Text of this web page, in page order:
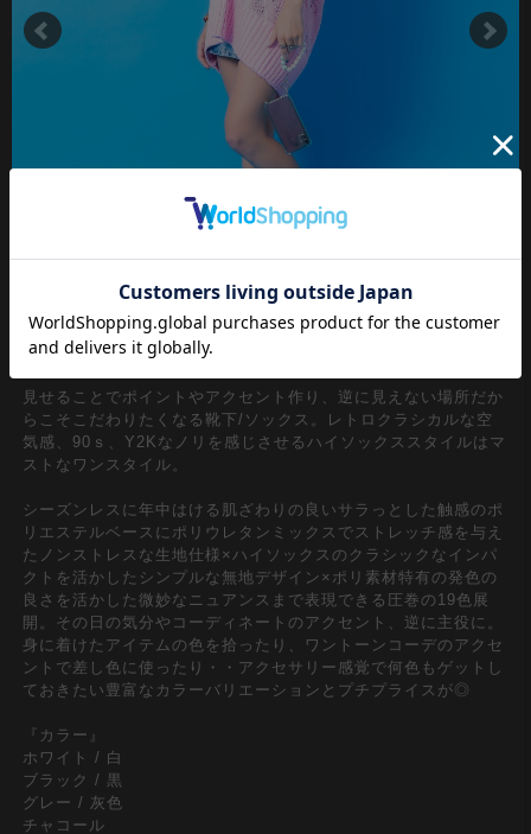
見せることでポイントやアクセント作り、逆に見えない場所だか
らこそこだわりたくなる靴下/ソックス。レトロクラシカルな空
気感、90ｓ、Y2Kなノリを感じさせるハイソックススタイルはマ
ストなワンスタイル。
シーズンレスに年中はける肌ざわりの良いサラっとした触感のポ
リエステルベースにポリウレタンミックスでストレッチ感を与え
たノンストレスな生地仕様×ハイソックスのクラシックなインパ
クトを活かしたシンプルな無地デザイン×ポリ素材特有の発色の
良さを活かした微妙なニュアンスまで表現できる圧巻の19色展
開。その日の気分やコーディネートのアクセント、逆に主役に。
身に着けたアイテムの色を拾ったり、ワントーンコーデのアクセ
ントで差し色に使ったり・・アクセサリー感覚で何色もゲットし
ておきたい豊富なカラーバリエーションとプチプライスが◎
『カラー』
ホワイト / 白
ブラック / 黒
グレー / 灰色
チャコール